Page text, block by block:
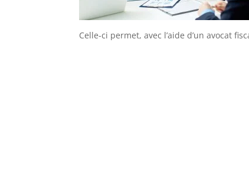
Celle-ci permet, avec l’aide d’un avocat